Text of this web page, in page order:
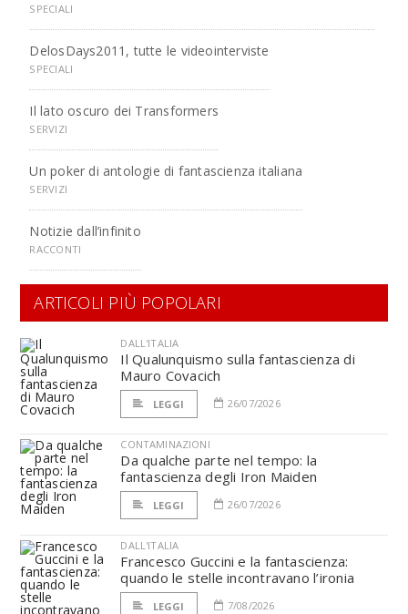
SPECIALI
DelosDays2011, tutte le videointerviste
SPECIALI
Il lato oscuro dei Transformers
SERVIZI
Un poker di antologie di fantascienza italiana
SERVIZI
Notizie dall’infinito
RACCONTI
ARTICOLI PIÙ POPOLARI
DALL'ITALIA
Il Qualunquismo sulla fantascienza di
Mauro Covacich
LEGGI 26/07/2026
CONTAMINAZIONI
Da qualche parte nel tempo: la
fantascienza degli Iron Maiden
LEGGI 26/07/2026
DALL'ITALIA
Francesco Guccini e la fantascienza:
quando le stelle incontravano l’ironia
LEGGI 7/08/2026